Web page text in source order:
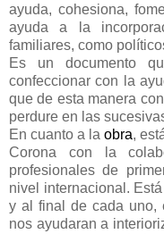
ayuda, cohesiona,
ayuda a la
familiares, como
Es un documento
confeccionar con la
que de esta manera
perdure en las
En cuanto a laobra,
Corona con la
profesionales de
nivel internacional.
y al final de cada uno,
nos ayudaran a